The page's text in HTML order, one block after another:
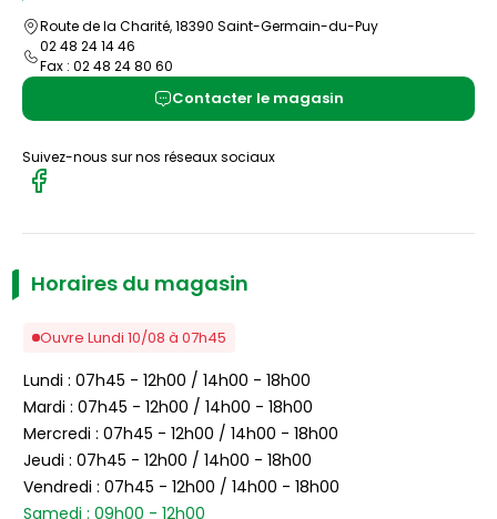
Route de la Charité, 18390 Saint-Germain-du-Puy
02 48 24 14 46
Fax : 02 48 24 80 60
Contacter le magasin
Suivez-nous sur nos réseaux sociaux
Nous
suivre
Facebook
Horaires du magasin
Ouvre Lundi 10/08 à 07h45
Lundi : 07h45 - 12h00 / 14h00 - 18h00
Mardi : 07h45 - 12h00 / 14h00 - 18h00
Mercredi : 07h45 - 12h00 / 14h00 - 18h00
Jeudi : 07h45 - 12h00 / 14h00 - 18h00
Vendredi : 07h45 - 12h00 / 14h00 - 18h00
Samedi : 09h00 - 12h00